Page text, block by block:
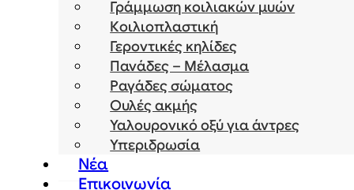
Γράμμωση κοιλιακών μυών
Κοιλιοπλαστική
Γεροντικές κηλίδες
Πανάδες – Μέλασμα
Ραγάδες σώματος
Ουλές ακμής
Υαλουρονικό οξύ για άντρες
Υπεριδρωσία
Νέα
Επικοινωνία